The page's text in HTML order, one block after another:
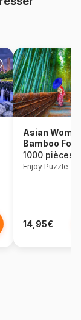
Asian
Bamboo
1000 pièces
Enjoy Puzzle
14,95€